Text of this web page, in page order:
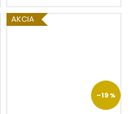
AKCIA
–19 %